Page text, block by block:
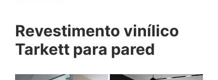
Revestimento vinílico
Tarkett para pared